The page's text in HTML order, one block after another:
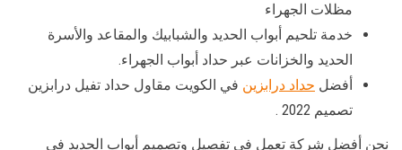
مظلات الجهراء
خدمة تلحيم أبواب الحديد والشبابيك والمقاعد والأسرة
الحديد والخزانات عبر حداد أبواب الجهراء.
أفضل حداد درابزين في الكويت مقاول حداد تفيل درابزين
تصميم 2022 .
نحن أفضل شركة تعمل في تفصيل وتصميم أبواب الحديد في